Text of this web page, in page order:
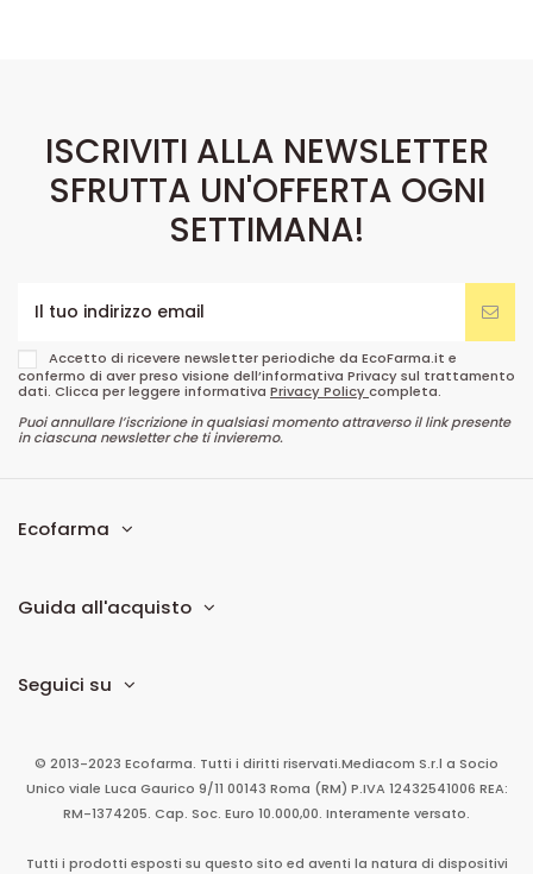
ISCRIVITI ALLA NEWSLETTER
SFRUTTA UN'OFFERTA OGNI
SETTIMANA!
Accetto di ricevere newsletter periodiche da EcoFarma.it e
confermo di aver preso visione dell’informativa Privacy sul trattamento
dati. Clicca per leggere informativa Privacy Policycompleta.
Puoi annullare l’iscrizione in qualsiasi momento attraverso il link presente
in ciascuna newsletter che ti invieremo.
Ecofarma
Guida all'acquisto
Seguici su
© 2013-2023 Ecofarma. Tutti i diritti riservati.Mediacom S.r.l a Socio
Unico viale Luca Gaurico 9/11 00143 Roma (RM) P.IVA 12432541006 REA:
RM-1374205. Cap. Soc. Euro 10.000,00. Interamente versato.
Tutti i prodotti esposti su questo sito ed aventi la natura di dispositivi